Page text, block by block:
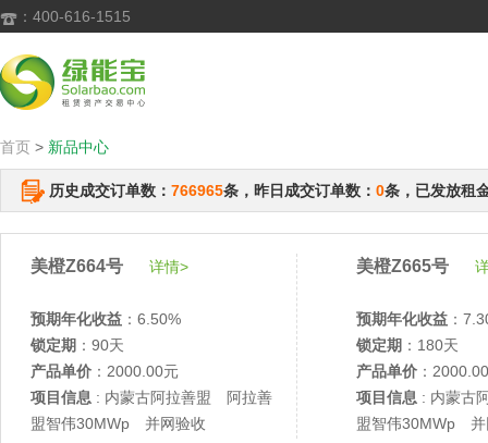
 ：400-616-1515
首页 > 新品中心
历史成交订单数： 766965条，昨日成交订单数： 0条，已发放租
美橙Z664号 详情>
预期年化收益 ：6.50%
锁定期 ：90天
产品单价 ：2000.00元
项目信息 : 内蒙古阿拉善盟 阿拉善
盟智伟30MWp 并网验收
美橙Z665号
预期年化收益 ：
锁定期 ：180天
产品单价 ：
项目信息 : 内蒙古
盟智伟30MWp 并